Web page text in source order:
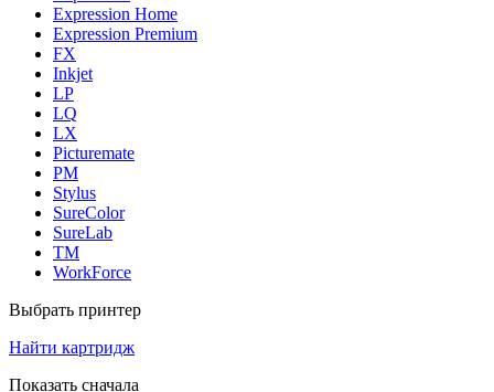
Expression Home
Expression Premium
FX
Inkjet
LP
LQ
LX
Picturemate
PM
Stylus
SureColor
SureLab
TM
WorkForce
Выбрать принтер
Найти картридж
Показать сначала